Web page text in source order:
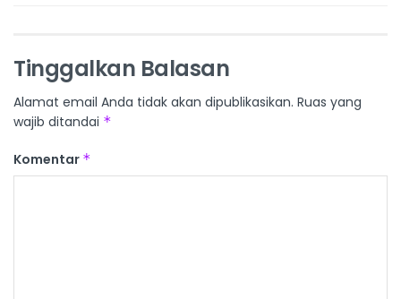
Tinggalkan Balasan
Alamat email Anda tidak akan dipublikasikan. Ruas yang
wajib ditandai *
Komentar *